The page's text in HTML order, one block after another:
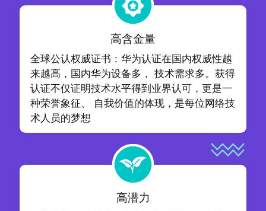
高含金量
全球公认权威证书：华为认证在国内权威性越
来越高，国内华为设备多， 技术需求多。获得
认证不仅证明技术水平得到业界认可，更是一
种荣誉象征、 自我价值的体现，是每位网络技
术人员的梦想
高潜力